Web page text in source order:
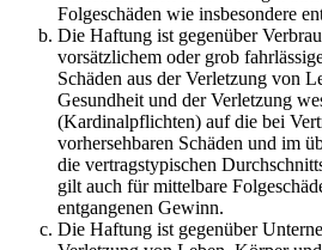
Folgeschäden wie insbesondere
Die Haftung ist gegenüber
vorsätzlichem oder grob
Schäden aus der Verletzung von
Gesundheit und der Verletzung
(Kardinalpflichten) auf die bei
vorhersehbaren Schäden und im
die vertragstypischen
gilt auch für mittelbare
entgangenen Gewinn.
Die Haftung ist gegenüber